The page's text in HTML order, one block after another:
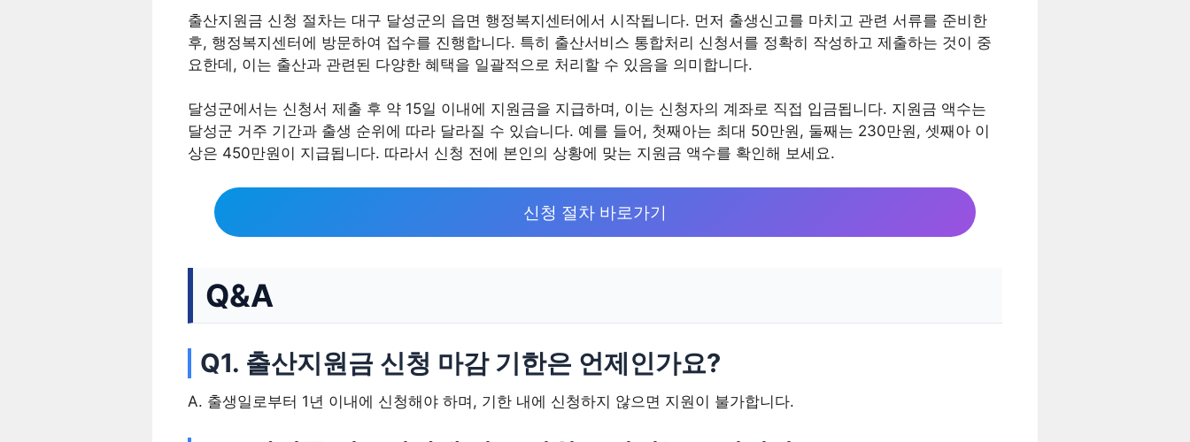
출산지원금 신청 절차는 대구 달성군의 읍면 행정복지센터에서 시작됩니다. 먼저 출생신고를 마치고 관련 서류를 준비한
후, 행정복지센터에 방문하여 접수를 진행합니다. 특히 출산서비스 통합처리 신청서를 정확히 작성하고 제출하는 것이 중
요한데, 이는 출산과 관련된 다양한 혜택을 일괄적으로 처리할 수 있음을 의미합니다.
달성군에서는 신청서 제출 후 약 15일 이내에 지원금을 지급하며, 이는 신청자의 계좌로 직접 입금됩니다. 지원금 액수는
달성군 거주 기간과 출생 순위에 따라 달라질 수 있습니다. 예를 들어, 첫째아는 최대 50만원, 둘째는 230만원, 셋째아 이
상은 450만원이 지급됩니다. 따라서 신청 전에 본인의 상황에 맞는 지원금 액수를 확인해 보세요.
신청 절차 바로가기
Q&A
Q1. 출산지원금 신청 마감 기한은 언제인가요?
A. 출생일로부터 1년 이내에 신청해야 하며, 기한 내에 신청하지 않으면 지원이 불가합니다.